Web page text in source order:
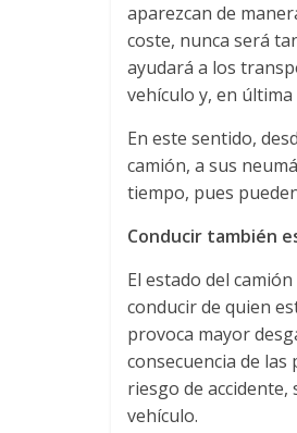
e
d
e
E
q
u
aparezcan de
coste, nunca será
ayudará a los
vehículo y, en
En este sentido,
camión, a sus
tiempo, pues
Conducir también
El estado del
conducir de quien
provoca mayor
consecuencia de
riesgo de
vehículo.